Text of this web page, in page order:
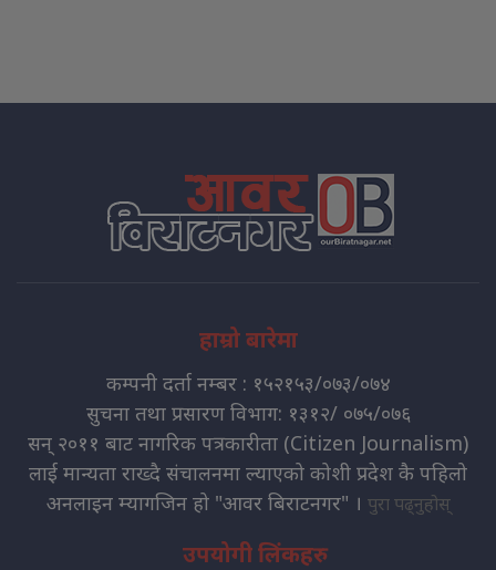
हाम्रो बारेमा
कम्पनी दर्ता नम्बर : १५२१५३/०७३/०७४
सुचना तथा प्रसारण विभाग: १३१२/ ०७५/०७६
सन् २०११ बाट नागरिक पत्रकारीता (Citizen Journalism)
लाई मान्यता राख्दै संचालनमा ल्याएको कोशी प्रदेश कै पहिलो
अनलाइन म्यागजिन हो "आवर बिराटनगर" । पुरा पढ्नुहोस्
उपयोगी लिंकहरु